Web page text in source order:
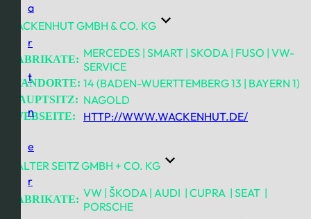
a
r
t
n
e
r
WACKENHUT GMBH & CO. KG
FABRIKATE: MERCEDES | SMART | SKODA | FUSO | VW-
SERVICE
STANDORTE: 14 (BADEN-WUERTTEMBERG 13 | BAYERN 1)
HAUPTSITZ: NAGOLD
WEBSEITE: HTTP://WWW.WACKENHUT.DE/
WALTER SEITZ GMBH + CO. KG
FABRIKATE: VW | ŠKODA | AUDI | CUPRA | SEAT |
PORSCHE